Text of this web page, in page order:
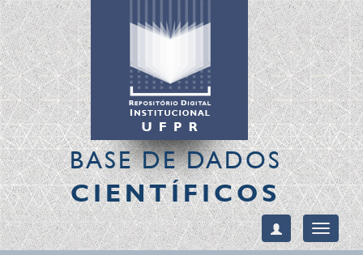
BASE DE DADOS
CIENTÍFICOS
Toggle